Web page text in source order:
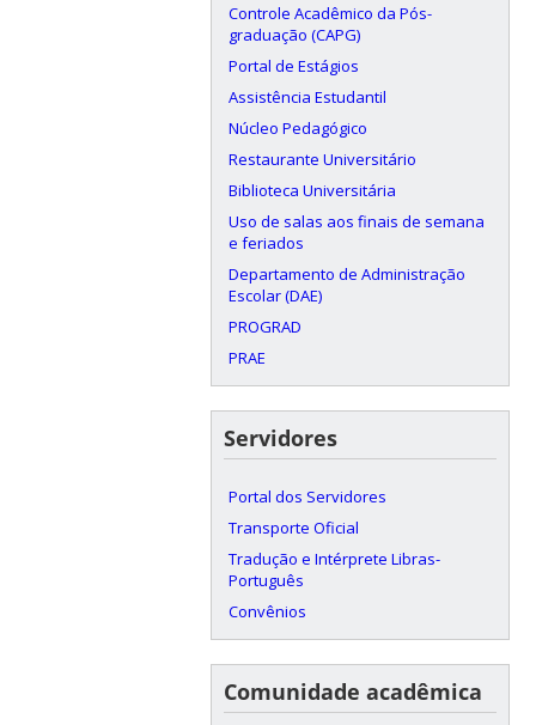
Controle Acadêmico da Pós-
graduação (CAPG)
Portal de Estágios
Assistência Estudantil
Núcleo Pedagógico
Restaurante Universitário
Biblioteca Universitária
Uso de salas aos finais de semana
e feriados
Departamento de Administração
Escolar (DAE)
PROGRAD
PRAE
Servidores
Portal dos Servidores
Transporte Oficial
Tradução e Intérprete Libras-
Português
Convênios
Comunidade acadêmica